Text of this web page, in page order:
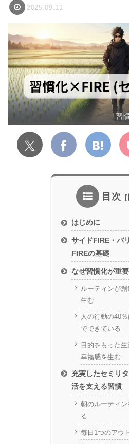
2025.09.11
習
目次
はじめに
サイドFIRE・バ
FIREの基礎
なぜ習慣化が重
ルーティンが創
生む
人の行動の40
でできている
目的をもった
幸福感を生む
充実したセミリ
活を支える習慣
朝のルーティン
る
毎日1つのアウ